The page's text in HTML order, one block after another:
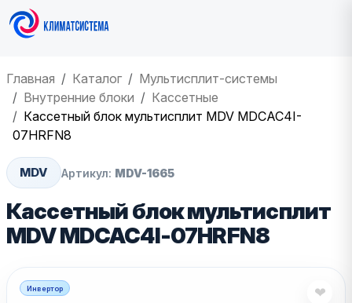
Главная Каталог
Мультисплит-системы
Внутренние блоки
Кассетные
Кассетный блок мультисплит MDV MDCAC4I-
07HRFN8
MDV Артикул: MDV-1665
Кассетный блок мультисплит
MDV MDCAC4I-07HRFN8
Инвертор ❤